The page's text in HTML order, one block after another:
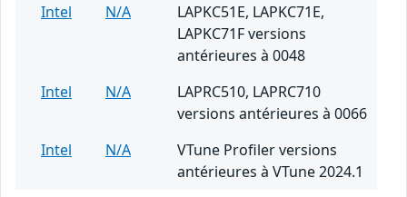
Intel
N/A
LAPKC51E, LAPKC71E,
LAPKC71F versions
antérieures à 0048
Intel
N/A
LAPRC510, LAPRC710
versions antérieures à 0066
Intel
N/A
VTune Profiler versions
antérieures à VTune 2024.1